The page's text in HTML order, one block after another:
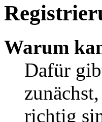
Warum
Dafür
richtig